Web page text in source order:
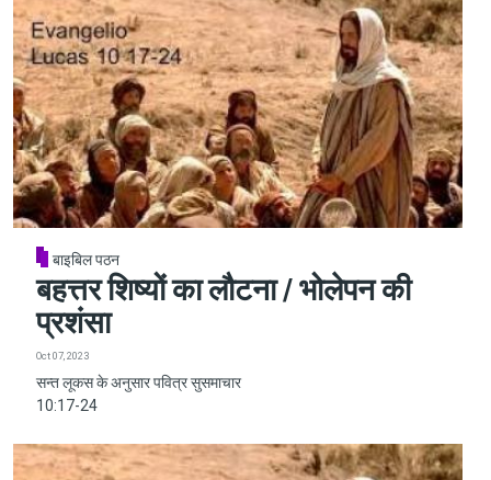
बाइबिल पठन
बहत्तर शिष्यों का लौटना / भोलेपन की
प्रशंसा
Oct 07, 2023
सन्त लूकस के अनुसार पवित्र सुसमाचार
10:17-24